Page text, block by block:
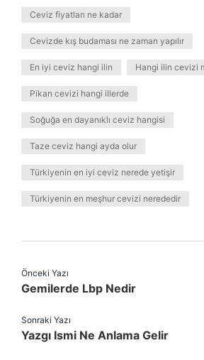
Ceviz fiyatları ne kadar
Cevizde kış budaması ne zaman yapılır
En iyi ceviz hangi ilin Hangi ilin cevizi
Pikan cevizi hangi illerde
Soğuğa en dayanıklı ceviz hangisi
Taze ceviz hangi ayda olur
Türkiyenin en iyi ceviz nerede yetişir
Türkiyenin en meşhur cevizi nerededir
Önceki Yazı
Gemilerde Lbp Nedir
Sonraki Yazı
Yazgı Ismi Ne Anlama Gelir